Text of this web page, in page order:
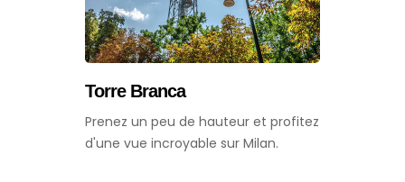
Torre Branca
Prenez un peu de hauteur et profitez
d'une vue incroyable sur Milan.